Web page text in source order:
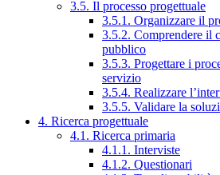
3.5. Il processo progettuale
3.5.1. Organizzare il
3.5.2. Comprendere il
pubblico
3.5.3. Progettare i
servizio
3.5.4. Realizzare
3.5.5. Validare la
4. Ricerca progettuale
4.1. Ricerca primaria
4.1.1. Interviste
4.1.2. Questionari